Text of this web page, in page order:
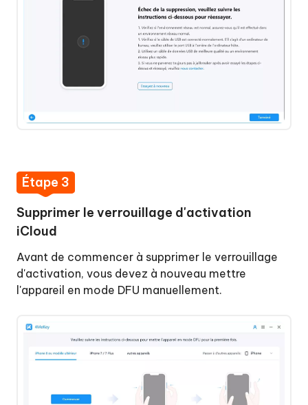
Étape 3
Supprimer le verrouillage d'activation
iCloud
Avant de commencer à supprimer le verrouillage
d'activation, vous devez à nouveau mettre
l'appareil en mode DFU manuellement.